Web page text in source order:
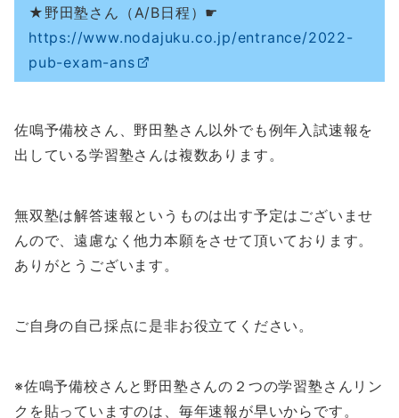
★野田塾さん（A/B日程）☛
https://www.nodajuku.co.jp/entrance/2022-
pub-exam-ans
佐鳴予備校さん、野田塾さん以外でも例年入試速報を
出している学習塾さんは複数あります。
無双塾は解答速報というものは出す予定はございませ
んので、遠慮なく他力本願をさせて頂いております。
ありがとうございます。
ご自身の自己採点に是非お役立てください。
※佐鳴予備校さんと野田塾さんの２つの学習塾さんリン
クを貼っていますのは、毎年速報が早いからです。